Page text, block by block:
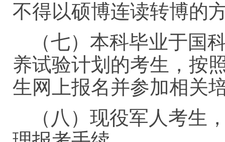
不得以硕博连读转博的
（七）本科毕业于国
养试验计划的考生，按
生网上报名并参加相关
（八）现役军人考生